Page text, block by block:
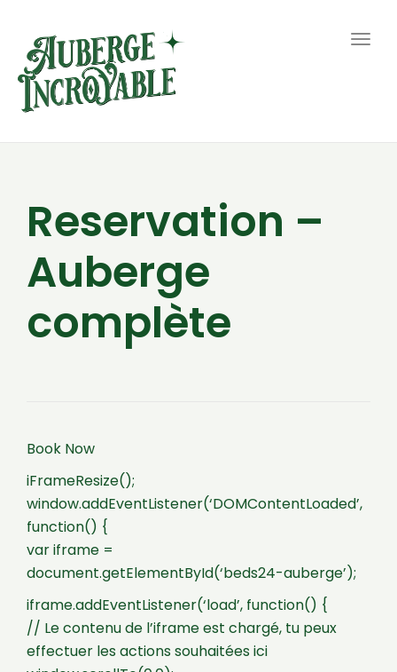
Reservation –
Auberge
complète
Book Now
iFrameResize();
window.addEventListener(‘DOMContentLoaded’,
function() {
var iframe =
document.getElementById(‘beds24-auberge’);
iframe.addEventListener(‘load’, function() {
// Le contenu de l’iframe est chargé, tu peux
effectuer les actions souhaitées ici